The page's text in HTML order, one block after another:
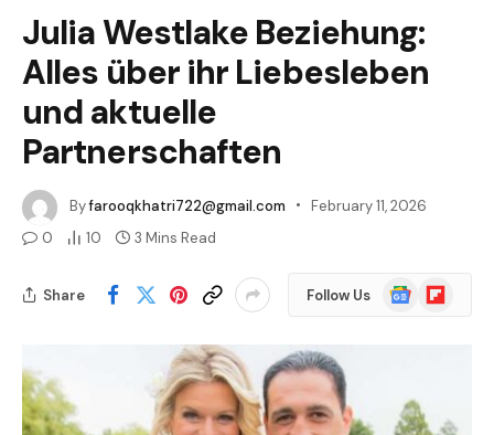
Julia Westlake Beziehung:
Alles über ihr Liebesleben
und aktuelle
Partnerschaften
Byfarooqkhatri722@gmail.com
February 11, 2026
0
10 3 Mins Read
Share Follow Us
Google
News
Flipboard